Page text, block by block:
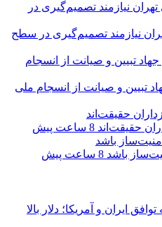
نیازمند تصمیم‌گیری در سطح
تبیین و صیانت از انسجام ملی
حقیقت‌اند 8 ساعت پیش
باشد 8 ساعت پیش